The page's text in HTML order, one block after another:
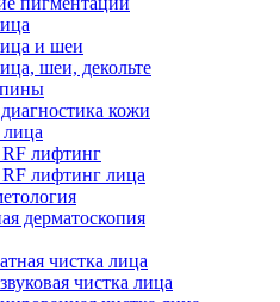
и шеи
шеи, декольте
кожи
лифтинг
лифтинг лица
дерматоскопия
чистка лица
чистка лица